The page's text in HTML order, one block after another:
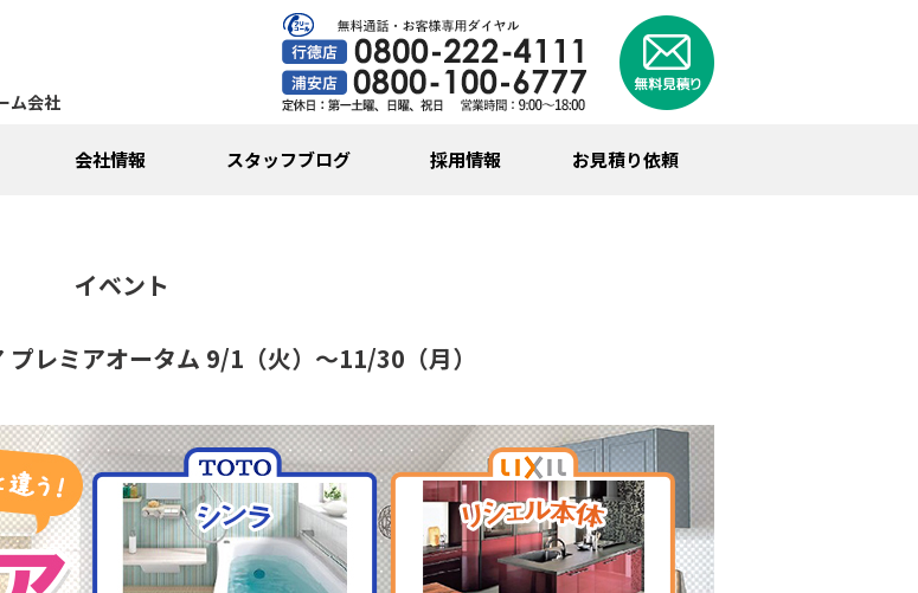
ム会社
会社情報 スタッフブログ 採用情報 お見積り依頼
イベント
レミアオータム 9/1（火）～11/30（月）